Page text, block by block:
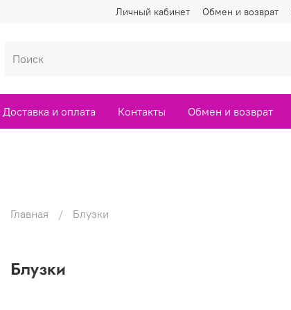
Личный кабинет Обмен и возврат
Доставка и оплата Контакты Обмен и возврат
Главная Блузки
Блузки